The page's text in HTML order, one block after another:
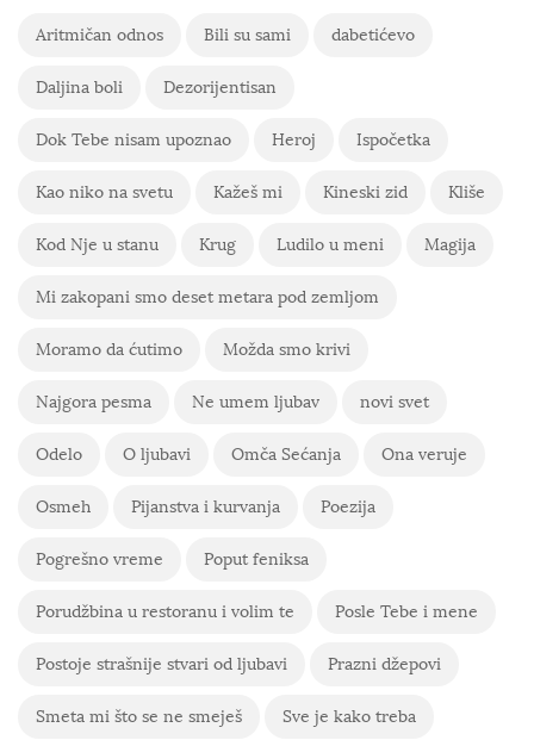
Aritmičan odnos Bili su sami dabetićevo
Daljina boli Dezorijentisan
Dok Tebe nisam upoznao Heroj Ispočetka
Kao niko na svetu Kažeš mi Kineski zid Kliše
Kod Nje u stanu Krug Ludilo u meni Magija
Mi zakopani smo deset metara pod zemljom
Moramo da ćutimo Možda smo krivi
Najgora pesma Ne umem ljubav novi svet
Odelo O ljubavi Omča Sećanja Ona veruje
Osmeh Pijanstva i kurvanja Poezija
Pogrešno vreme Poput feniksa
Porudžbina u restoranu i volim te Posle Tebe i mene
Postoje strašnije stvari od ljubavi Prazni džepovi
Smeta mi što se ne smeješ Sve je kako treba